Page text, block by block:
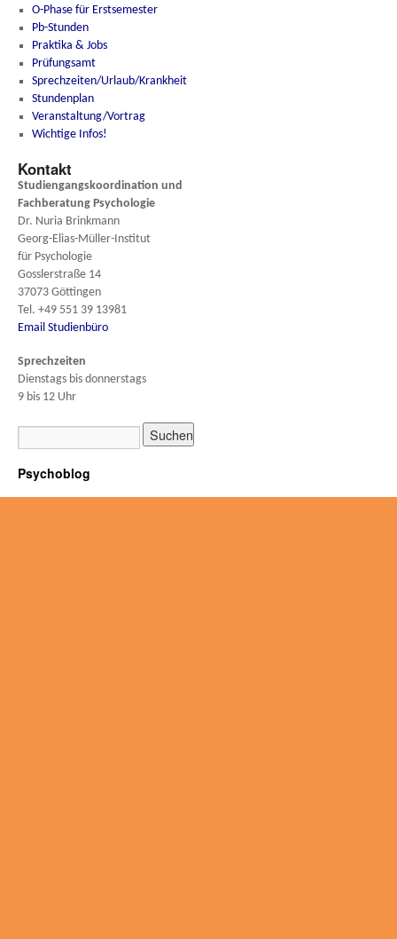
O-Phase für Erstsemester
Pb-Stunden
Praktika & Jobs
Prüfungsamt
Sprechzeiten/Urlaub/Krankheit
Stundenplan
Veranstaltung/Vortrag
Wichtige Infos!
Kontakt
Studiengangskoordination und
Fachberatung Psychologie
Dr. Nuria Brinkmann
Georg-Elias-Müller-Institut
für Psychologie
Gosslerstraße 14
37073 Göttingen
Tel. +49 551 39 13981
Email Studienbüro
Sprechzeiten
Dienstags bis donnerstags
9 bis 12 Uhr
Psychoblog